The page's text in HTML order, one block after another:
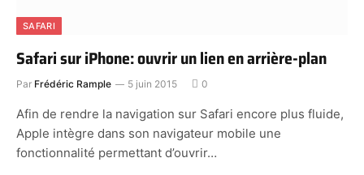
SAFARI
Safari sur iPhone: ouvrir un lien en arrière-plan
Par Frédéric Rample 5 juin 2015 0
Afin de rendre la navigation sur Safari encore plus fluide,
Apple intègre dans son navigateur mobile une
fonctionnalité permettant d’ouvrir…